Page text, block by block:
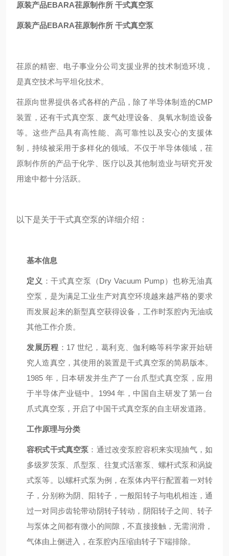
原装产品EBARA荏原制作所 干式真空泵
原装产品EBARA荏原制作所 干式真空泵
荏原的精密、电子事业分公司支援业界的技术制造环境，
是真空技术与平坦化技术。
荏原向世界提供各式各样的产品，除了半导体制造的CMP
装置，还有干式真空泵、废气处理设备、臭氧水制造设备
等。这些产品具有高性能、高可靠性以及安心的支援体
制，持续被采用于多样化的领域。不仅于半导体领域，荏
原制作所的产品于化学、医疗以及其他制造业与研究开发
用途中都十分活跃。
以下是关于干式真空泵的详细介绍：
基本信息
定义 ：干式真空泵（Dry Vacuum Pump）也称无油真
空泵，是为满足工业生产对真空环境越来越严格的要求
而发展起来的新型真空获得设备，工作时泵腔内无油或
其他工作介质。
发展历程 ：17 世纪，葛利克、伽利略等科学家开始研
究人造真空，其使用的装置是干式真空泵的简易版本。
1985 年，日本研发并生产了一台爪型式真空泵，应用
于半导体产业链中。1994 年，中国自主研发了第一台
爪式真空泵，开启了中国干式真空泵的自主研发道路。
工作原理与分类
容积式干式真空泵 ：通过改变泵腔容积来实现抽气，如
多级罗茨泵、爪型泵、往复式活塞泵、螺杆式泵和涡旋
式泵等。以螺杆式泵为例，在泵体内平行配置着一对转
子，分别称为阴、阳转子，一般阳转子与电机相连，通
过一对同步齿轮带动阴转子转动，阴阳转子之间、转子
与泵体之间都有微小的间隙，不直接接触，无需润滑，
气体由上侧进入，在泵腔内压缩由转子下端排除。